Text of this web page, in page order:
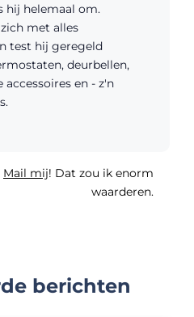
hij helemaal om.
met alles
test hij geregeld
deurbellen,
en - z'n
Mail mij! Dat zou ik enorm
waarderen.
berichten